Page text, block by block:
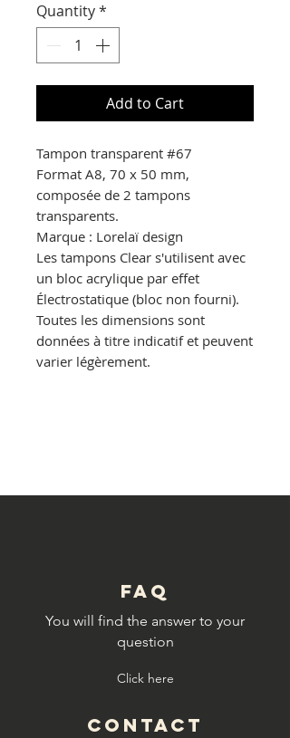
Quantity*
Add to Cart
Tampon transparent #67
Format A8, 70 x 50 mm,
composée de 2 tampons
transparents.
Marque : Lorelaï design
Les tampons Clear s'utilisent avec
un bloc acrylique par effet
Électrostatique (bloc non fourni).
Toutes les dimensions sont
données à titre indicatif et peuvent
varier légèrement.
FAQ
You will find the answer to your
question
Click here
CONTACT